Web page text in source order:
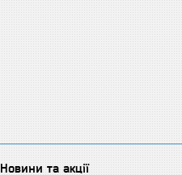
Новини та акції